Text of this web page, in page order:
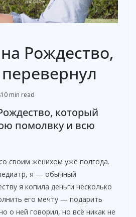
Рождество,
10 min read
который
помолвку и всю
своим женихом уже полгода.
я — обычный
я копила деньги несколько
его мечту — подарить
о ней говорил, но всё никак не